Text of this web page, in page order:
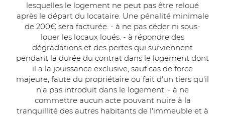
lesquelles le logement ne peut pas être reloué
après le départ du locataire. Une pénalité minimale
de 200€ sera facturée. - à ne pas céder ni sous-
louer les locaux loués. - à répondre des
dégradations et des pertes qui surviennent
pendant la durée du contrat dans le logement dont
il a la jouissance exclusive, sauf cas de force
majeure, faute du propriétaire ou fait d'un tiers qu'il
n'a pas introduit dans le logement. - à ne
commettre aucun acte pouvant nuire à la
tranquillité des autres habitants de l'immeuble et à